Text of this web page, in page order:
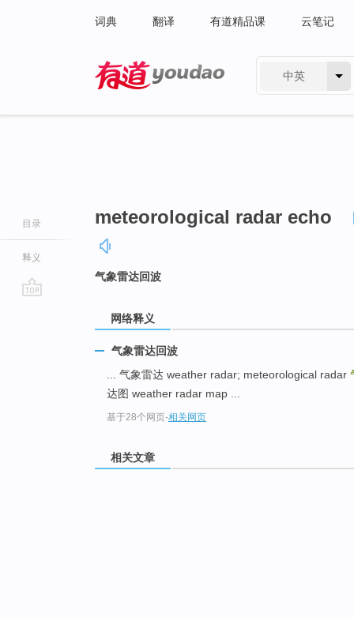
词典 翻译 有道精品课 云笔记
中英
目录
释义
meteorological radar echo
气象雷达回波
网络释义
气象雷达回波
... 气象雷达 weather radar; meteorological radar
达图 weather radar map ...
基于28个网页-相关网页
相关文章